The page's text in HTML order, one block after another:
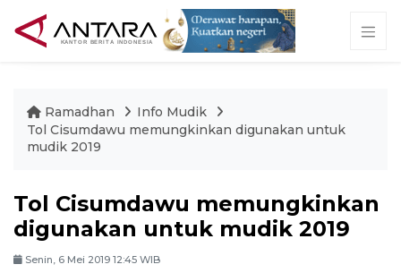
Ramadhan
Info Mudik
Tol Cisumdawu memungkinkan digunakan untuk
mudik 2019
Tol Cisumdawu memungkinkan
digunakan untuk mudik 2019
Senin, 6 Mei 2019 12:45 WIB